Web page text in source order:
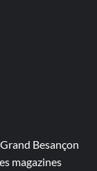
Besançon
magazines